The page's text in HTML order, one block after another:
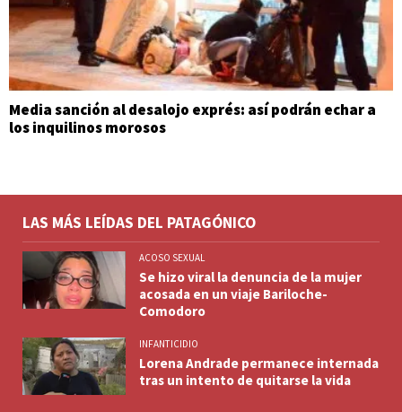
Media sanción al desalojo exprés: así podrán echar a
los inquilinos morosos
LAS MÁS LEÍDAS DEL PATAGÓNICO
ACOSO SEXUAL
Se hizo viral la denuncia de la mujer
acosada en un viaje Bariloche-
Comodoro
INFANTICIDIO
Lorena Andrade permanece internada
tras un intento de quitarse la vida